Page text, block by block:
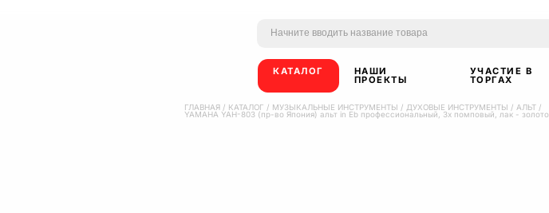
КАТАЛОГ НАШИ
ПРОЕКТЫ
УЧАСТИЕ В
ТОРГАХ
ГЛАВНАЯ / КАТАЛОГ / МУЗЫКАЛЬНЫЕ ИНСТРУМЕНТЫ / ДУХОВЫЕ ИНСТРУМЕНТЫ / АЛЬТ /
YAMAHA YAH-803 (пр-во Япония) альт in Eb профессиональный, 3х помповый, лак - золото